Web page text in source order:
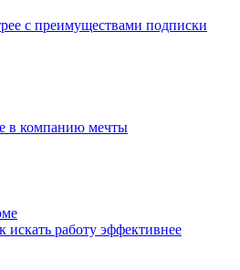
с преимуществами подписки
в компанию мечты
искать работу эффективнее